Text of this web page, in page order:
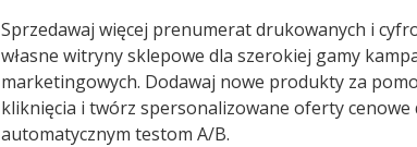
Sprzedawaj więcej prenumerat drukowanych i
własne witryny sklepowe dla szerokiej gamy
marketingowych. Dodawaj nowe produkty za
kliknięcia i twórz spersonalizowane oferty cenowe
automatycznym testom A/B.